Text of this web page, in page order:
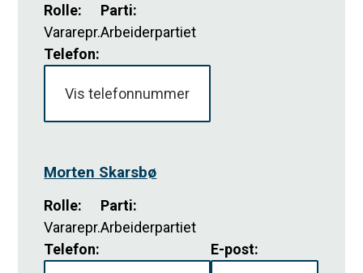
Rolle:
Vararepr.
Parti:
Arbeiderpartiet
Telefon:
Vis telefonnummer
Morten Skarsbø
Rolle:
Vararepr.
Parti:
Arbeiderpartiet
Telefon:
E-post: